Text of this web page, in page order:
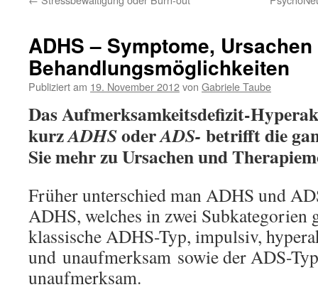
ADHS – Symptome,
Behandlungsmöglichkeiten
Publiziert am 19. November 2012von Gabriele Taube
Das Aufmerksamkeitsdefizit-
kurzADHSoderADS- betrifft die
Sie mehr zu Ursachen und
Früher unterschied man ADHS und
ADHS, welches in zwei Subkategorien
klassische ADHS-Typ, impulsiv,
und unaufmerksam sowie der ADS-
unaufmerksam.